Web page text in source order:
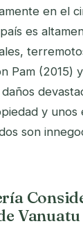
en el
es
Pam (2015)
y unos
son